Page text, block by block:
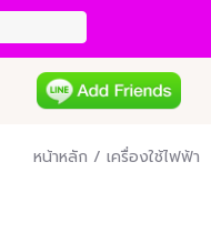
หน้าหลัก / เครื่องใช้ไฟฟ้า